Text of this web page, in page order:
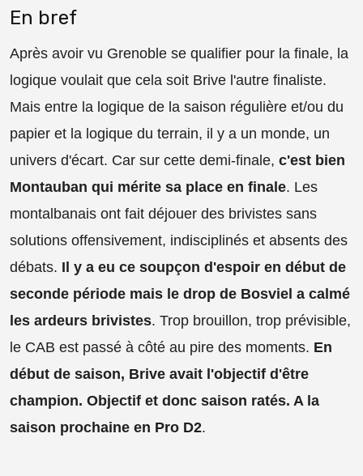
En bref
Après avoir vu Grenoble se qualifier pour la finale, la
logique voulait que cela soit Brive l'autre finaliste.
Mais entre la logique de la saison régulière et/ou du
papier et la logique du terrain, il y a un monde, un
univers d'écart. Car sur cette demi-finale, c'est bien
Montauban qui mérite sa place en finale. Les
montalbanais ont fait déjouer des brivistes sans
solutions offensivement, indisciplinés et absents des
débats. Il y a eu ce soupçon d'espoir en début de
seconde période mais le drop de Bosviel a calmé
les ardeurs brivistes. Trop brouillon, trop prévisible,
le CAB est passé à côté au pire des moments. En
début de saison, Brive avait l'objectif d'être
champion. Objectif et donc saison ratés. A la
saison prochaine en Pro D2.